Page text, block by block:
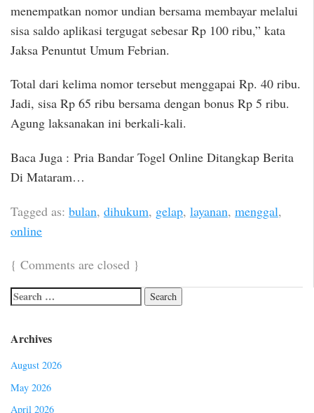
menempatkan nomor undian bersama membayar melalui
sisa saldo aplikasi tergugat sebesar Rp 100 ribu,” kata
Jaksa Penuntut Umum Febrian.
Total dari kelima nomor tersebut menggapai Rp. 40 ribu.
Jadi, sisa Rp 65 ribu bersama dengan bonus Rp 5 ribu.
Agung laksanakan ini berkali-kali.
Baca Juga : Pria Bandar Togel Online Ditangkap Berita
Di Mataram…
Tagged as: bulan, dihukum, gelap, layanan, menggal,
online
{ Comments are closed }
Archives
August 2026
May 2026
April 2026